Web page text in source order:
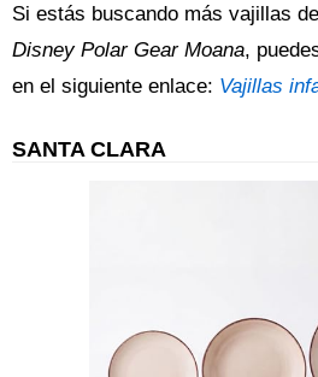
Si estás buscando más vajillas
Disney Polar Gear Moana,
en el siguiente enlace: Vajillas
SANTA CLARA